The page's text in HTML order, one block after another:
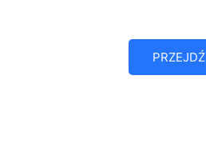
PRZEJDŹ